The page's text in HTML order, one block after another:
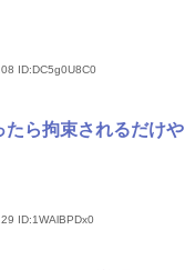
ID:DC5g0U8C0
たら拘束されるだけや
ID:1WAlBPDx0